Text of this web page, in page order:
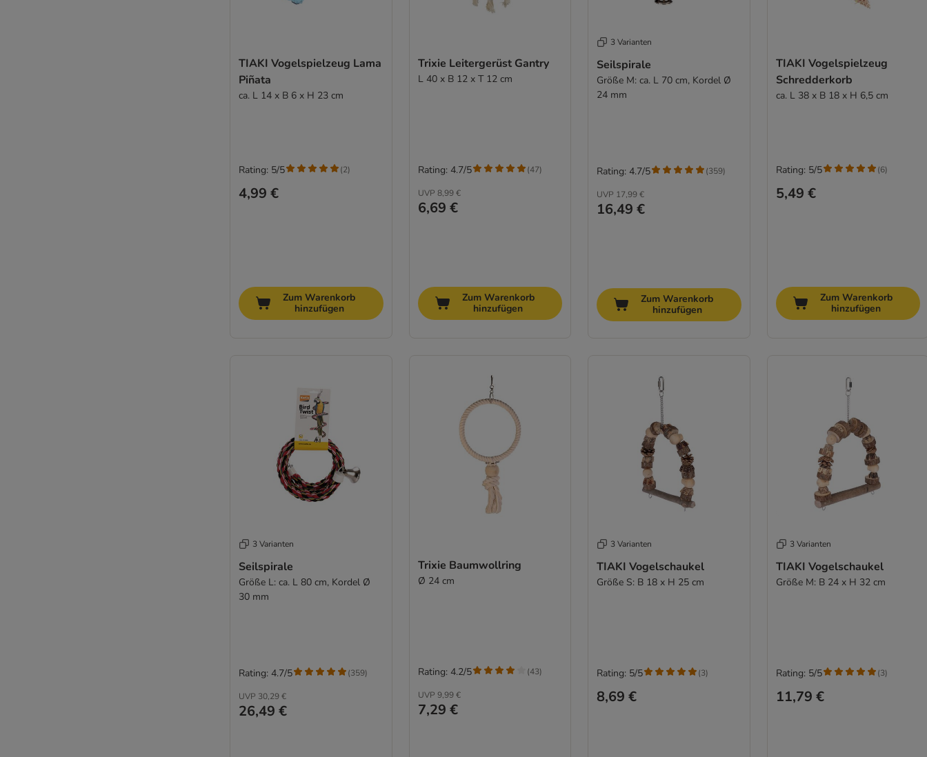
TIAKI Vogelspielzeug Lama
Piñata
ca. L 14 x B 6 x H 23 cm
4,99 €
Rating: 5/5 (2)
Zum Warenkorb
hinzufügen
Trixie Leitergerüst Gantry
L 40 x B 12 x T 12 cm
UVP 8,99 €
6,69 €
Rating: 4.7/5 (47)
Zum Warenkorb
hinzufügen
3 Varianten
Seilspirale
Größe M: ca. L 70 cm, Kordel Ø
24 mm
UVP 17,99 €
16,49 €
Rating: 4.7/5 (359)
Zum Warenkorb
hinzufügen
TIAKI Vogelspielzeug
Schredderkorb
ca. L 38 x B 18 x H 6,5 cm
5,49 €
Rating: 5/5 (6)
Zum Warenkorb
hinzufügen
3 Varianten
Seilspirale
Größe L: ca. L 80 cm, Kordel Ø
30 mm
UVP 30,29 €
26,49 €
Rating: 4.7/5 (359)
Trixie Baumwollring
Ø 24 cm
UVP 9,99 €
7,29 €
Rating: 4.2/5 (43)
3 Varianten
TIAKI Vogelschaukel
Größe S: B 18 x H 25 cm
8,69 €
Rating: 5/5 (3)
3 Varianten
TIAKI Vogelschaukel
Größe M: B 24 x H 32 cm
11,79 €
Rating: 5/5 (3)